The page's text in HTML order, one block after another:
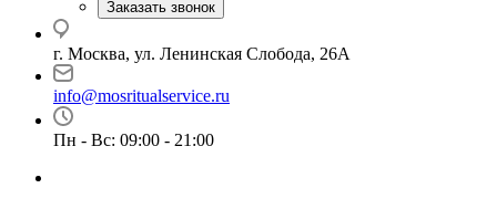
Заказать звонок
г. Москва, ул. Ленинская Слобода, 26А
info@mosritualservice.ru
Пн - Вс: 09:00 - 21:00